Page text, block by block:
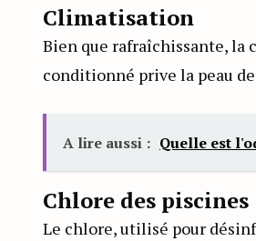
Climatisation
Bien que rafraîchissante, la
conditionné prive la peau
A lire aussi : Quelle est
Chlore des piscines
Le chlore, utilisé pour